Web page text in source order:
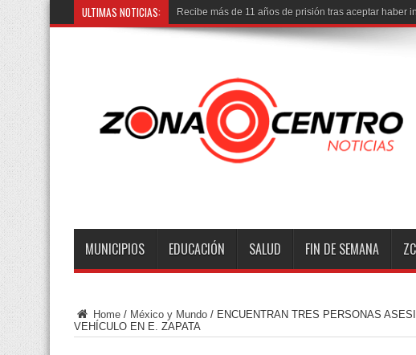
ULTIMAS NOTICIAS: Tr
MUNICIPIOS EDUCACIÓN SALUD FIN DE SEMANA
Home / México y Mundo / ENCUENTRAN TRES PERSONAS
VEHÍCULO EN E. ZAPATA